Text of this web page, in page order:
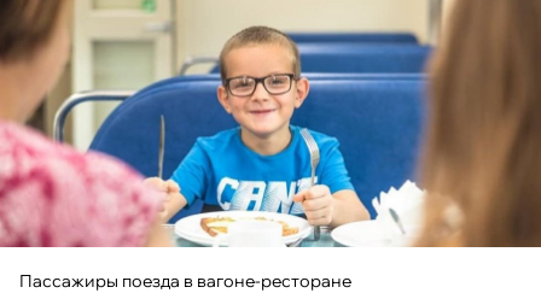
Пассажиры поезда в вагоне-ресторане